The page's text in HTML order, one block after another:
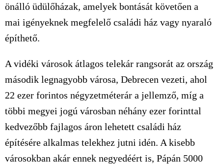
önálló üdülőházak, amelyek bontását követően a
mai igényeknek megfelelő családi ház vagy nyaraló
építhető.
A vidéki városok átlagos telekár rangsorát az ország
második legnagyobb városa, Debrecen vezeti, ahol
22 ezer forintos négyzetméterár a jellemző, míg a
többi megyei jogú városban néhány ezer forinttal
kedvezőbb fajlagos áron lehetett családi ház
építésére alkalmas telekhez jutni idén. A kisebb
városokban akár ennek negyedéért is, Pápán 5000